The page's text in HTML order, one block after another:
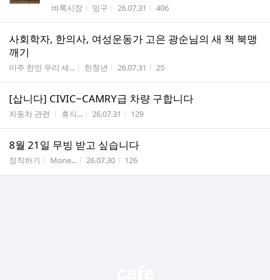
게시판명
벼룩시장 작성자
밍구 작성시간
26.07.31 조회수
406
사회학자, 한의사, 여성운동가 고은 광순님의 새 책 북맹
깨기
게시판명
미주 한인 우리 세... 작성자
한청년 작성시간
26.07.31 조회수
25
[삽니다] CIVIC~CAMRY급 차량 구합니다
게시판명
자동차 관련 작성자
휴식... 작성시간
26.07.31 조회수
129
8월 21일 무빙 받고 싶습니다
게시판명
정착하기 작성자
Mone... 작성시간
26.07.30 조회수
126